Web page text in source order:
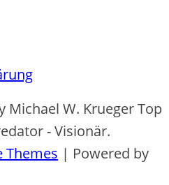
Michael W. Krueger Top
- Visionär.
Themes | Powered by